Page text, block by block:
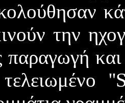
την
παραγωγή
''